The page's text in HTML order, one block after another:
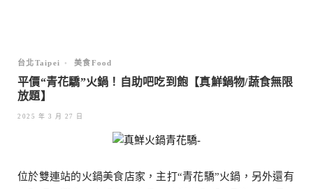
台北Taipei • 美食Food
平價“青花驕”火鍋！自助吧吃到飽【真鮮鍋物/蔬食無限
放題】
2025 年 3 月 27 日
位於雙連站的火鍋美食店家，主打“青花驕”火鍋，另外還有